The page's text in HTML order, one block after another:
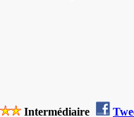
Intermédiaire